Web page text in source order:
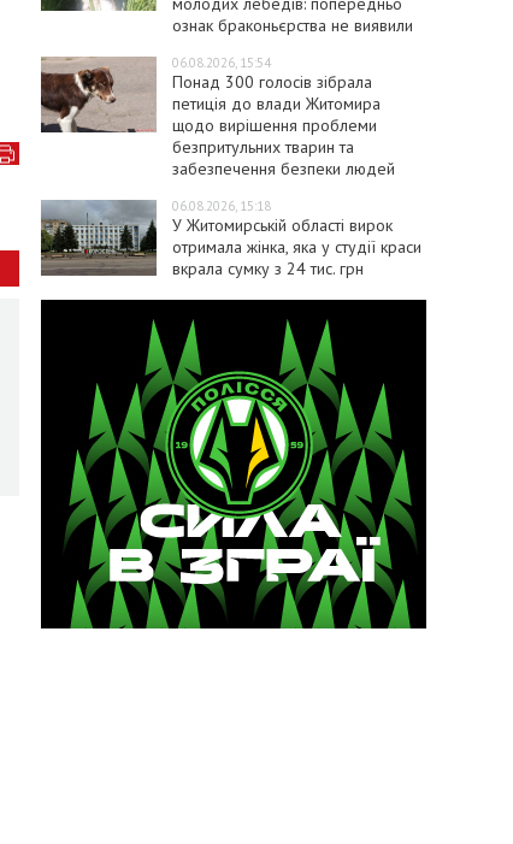
ознак браконьєрства не виявили
06.08.2026, 15:54
Понад 300 голосів зібрала
петиція до влади Житомира
щодо вирішення проблеми
безпритульних тварин та
забезпечення безпеки людей
06.08.2026, 15:18
У Житомирській області вирок
отримала жінка, яка у студії краси
вкрала сумку з 24 тис. грн